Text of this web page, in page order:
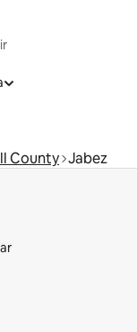
County Jabez